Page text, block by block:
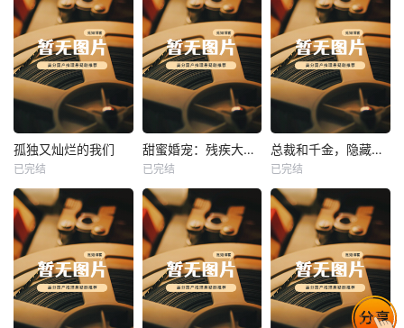
热播
未知
孤独又灿烂的我们
已完结
热播
未知
甜蜜婚宠：残疾大佬夜夜撩
已完结
热播
未知
总裁和千金，隐藏身份闪婚了
已完结